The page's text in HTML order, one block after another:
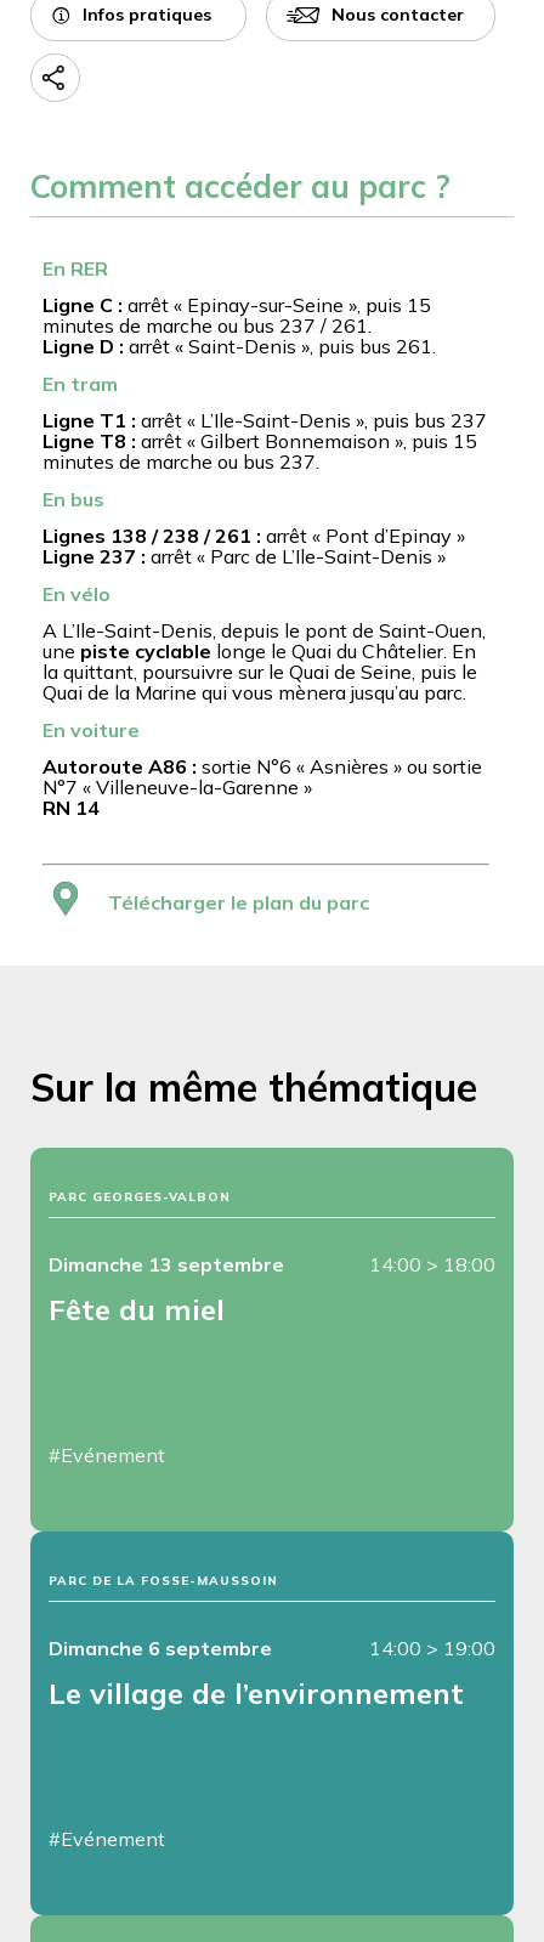
Infos pratiques Nous contacter
Comment accéder au parc ?
En RER
Ligne C : arrêt « Epinay-sur-Seine », puis 15
minutes de marche ou bus 237 / 261.
Ligne D : arrêt « Saint-Denis », puis bus 261.
En tram
Ligne T1 : arrêt « L’Ile-Saint-Denis », puis bus 237
Ligne T8 : arrêt « Gilbert Bonnemaison », puis 15
minutes de marche ou bus 237.
En bus
Lignes 138 / 238 / 261 : arrêt « Pont d’Epinay »
Ligne 237 : arrêt « Parc de L’Ile-Saint-Denis »
En vélo
A L’Ile-Saint-Denis, depuis le pont de Saint-Ouen,
une piste cyclable longe le Quai du Châtelier. En
la quittant, poursuivre sur le Quai de Seine, puis le
Quai de la Marine qui vous mènera jusqu’au parc.
En voiture
Autoroute A86 : sortie N°6 « Asnières » ou sortie
N°7 « Villeneuve-la-Garenne »
RN 14
Télécharger le plan du parc
Sur la même thématique
PARC GEORGES-VALBON
Dimanche 13 septembre 14:00 > 18:00
Fête du miel
#Evénement
PARC DE LA FOSSE-MAUSSOIN
Dimanche 6 septembre 14:00 > 19:00
Le village de l’environnement
#Evénement